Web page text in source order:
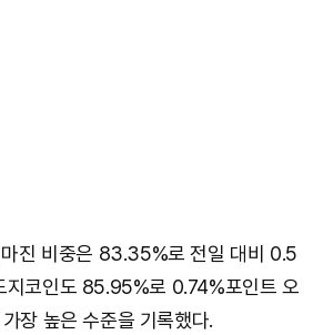
마진 비중은 83.35%로 전일 대비 0.5
지코인도 85.95%로 0.74%포인트 오
장 높은 수준을 기록했다.